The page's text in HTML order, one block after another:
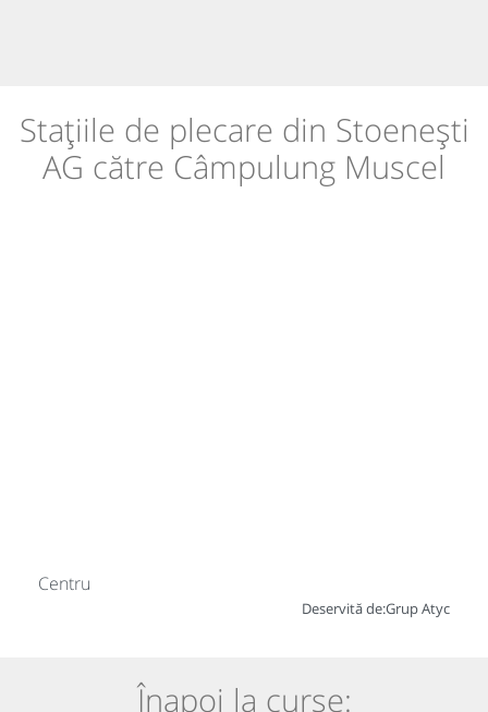
Stațiile de plecare din Stoenești
AG către Câmpulung Muscel
Centru
Deservită de:Grup Atyc
Înapoi la curse: